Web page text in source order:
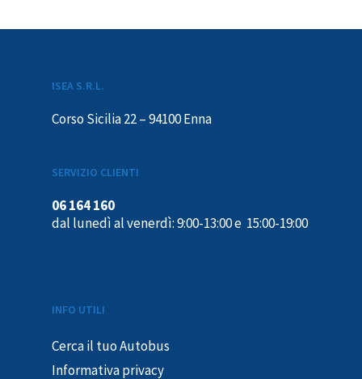
ISEA S.R.L.
Corso Sicilia 22 – 94100 Enna
SERVIZIO CLIENTI
06 164 160
dal lunedì al venerdì: 9:00-13:00 e 15:00-19:00
INFO UTILI
Cerca il tuo Autobus
Informativa privacy